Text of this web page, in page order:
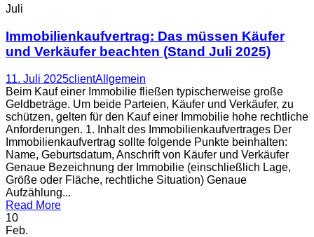
Juli
Immobilienkaufvertrag: Das müssen Käufer
und Verkäufer beachten (Stand Juli 2025)
11. Juli 2025clientAllgemein
Beim Kauf einer Immobilie fließen typischerweise große
Geldbeträge. Um beide Parteien, Käufer und Verkäufer, zu
schützen, gelten für den Kauf einer Immobilie hohe rechtliche
Anforderungen. 1. Inhalt des Immobilienkaufvertrages Der
Immobilienkaufvertrag sollte folgende Punkte beinhalten:
Name, Geburtsdatum, Anschrift von Käufer und Verkäufer
Genaue Bezeichnung der Immobilie (einschließlich Lage,
Größe oder Fläche, rechtliche Situation) Genaue
Aufzählung...
Read More
10
Feb.